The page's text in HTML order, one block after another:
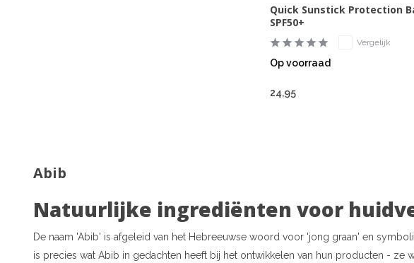
Quick Sunstick Protection
SPF50+
Vergelijk
Op voorraad
24,95
Abib
Natuurlijke ingrediënten voor
De naam 'Abib' is afgeleid van het Hebreeuwse woord voor 'jong graan' en
is precies wat Abib in gedachten heeft bij het ontwikkelen van hun producten - ze